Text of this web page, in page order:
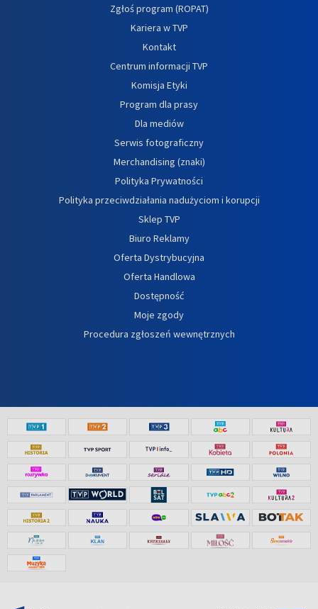
Zgłoś program (ROPAT)
Kariera w TVP
Kontakt
Centrum informacji TVP
Komisja Etyki
Program dla prasy
Dla mediów
Serwis fotograficzny
Merchandising (znaki)
Polityka Prywatności
Polityka przeciwdziałania nadużyciom i korupcji
Sklep TVP
Biuro Reklamy
Oferta Dystrybucyjna
Oferta Handlowa
Dostępność
Moje zgody
Procedura zgłoszeń wewnętrznych